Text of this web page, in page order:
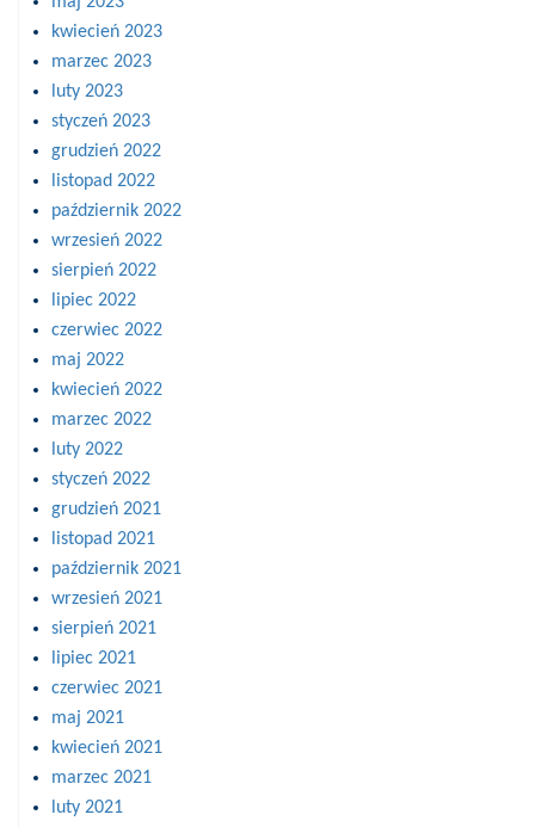
kwiecień 2023
marzec 2023
luty 2023
styczeń 2023
grudzień 2022
listopad 2022
październik 2022
wrzesień 2022
sierpień 2022
lipiec 2022
czerwiec 2022
maj 2022
kwiecień 2022
marzec 2022
luty 2022
styczeń 2022
grudzień 2021
listopad 2021
październik 2021
wrzesień 2021
sierpień 2021
lipiec 2021
czerwiec 2021
maj 2021
kwiecień 2021
marzec 2021
luty 2021